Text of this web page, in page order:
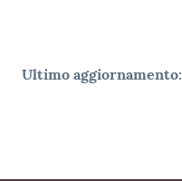
Ultimo aggiornamento: